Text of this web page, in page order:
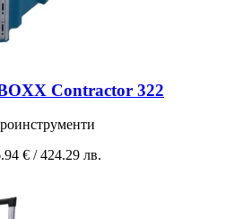
Contractor 322
€ / 424.29 лв.